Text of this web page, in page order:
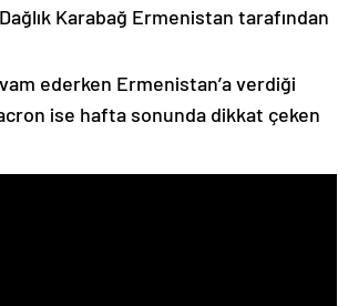
Karabağ Ermenistan tarafından
ederken Ermenistan’a verdiği
ise hafta sonunda dikkat çeken